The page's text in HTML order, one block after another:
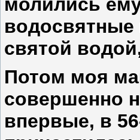
водосвятные
святой
Потом моя
совершенно
впервые, в